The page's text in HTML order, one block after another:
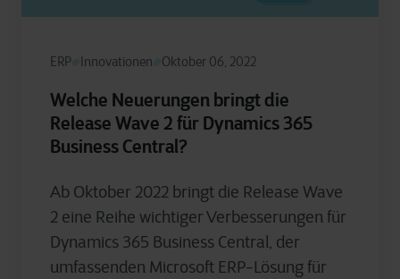
ERP Innovationen Oktober 06, 2022
Welche Neuerungen bringt die
Release Wave 2 für Dynamics 365
Business Central?
Ab Oktober 2022 bringt die Release Wave
2 eine Reihe wichtiger Verbesserungen für
Dynamics 365 Business Central, der
umfassenden Microsoft ERP-Lösung für